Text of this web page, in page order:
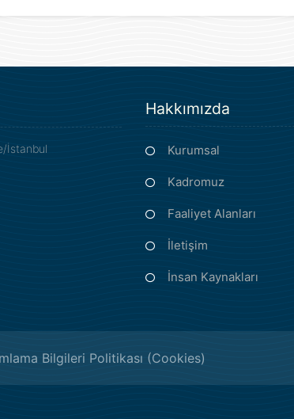
İstanbul
Hakkımızda
Kurumsal
Kadromuz
Faaliyet Alanları
İletişim
İnsan Kaynakları
Bilgileri Politikası (Cookies)